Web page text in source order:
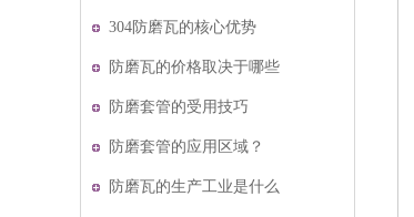
护
304防磨瓦的核心优势
防磨瓦的价格取决于哪些
因素？
防磨套管的受用技巧
防磨套管的应用区域？
防磨瓦的生产工业是什么